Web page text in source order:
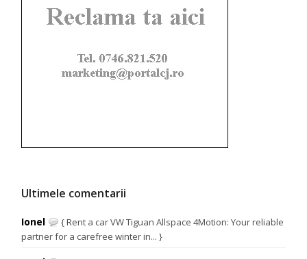
Ultimele comentarii
Ionel
{ Rent a car VW Tiguan Allspace 4Motion: Your reliable
partner for a carefree winter in... }